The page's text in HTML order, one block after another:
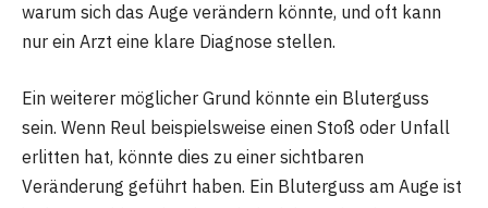
warum sich das Auge verändern könnte, und oft kann
nur ein Arzt eine klare Diagnose stellen.
Ein weiterer möglicher Grund könnte ein Bluterguss
sein. Wenn Reul beispielsweise einen Stoß oder Unfall
erlitten hat, könnte dies zu einer sichtbaren
Veränderung geführt haben. Ein Bluterguss am Auge ist